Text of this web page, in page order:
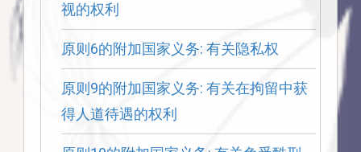
视的权利
原则6的附加国家义务: 有关隐私权
原则9的附加国家义务: 有关在拘留中获
得人道待遇的权利